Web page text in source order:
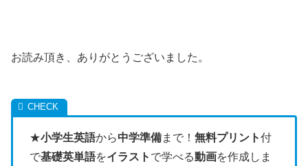
お読み頂き、ありがとうございました。
★小学生英語から中学準備まで！ 無料プリント付
で基礎英単語をイラスト で学べる動画を作成しま